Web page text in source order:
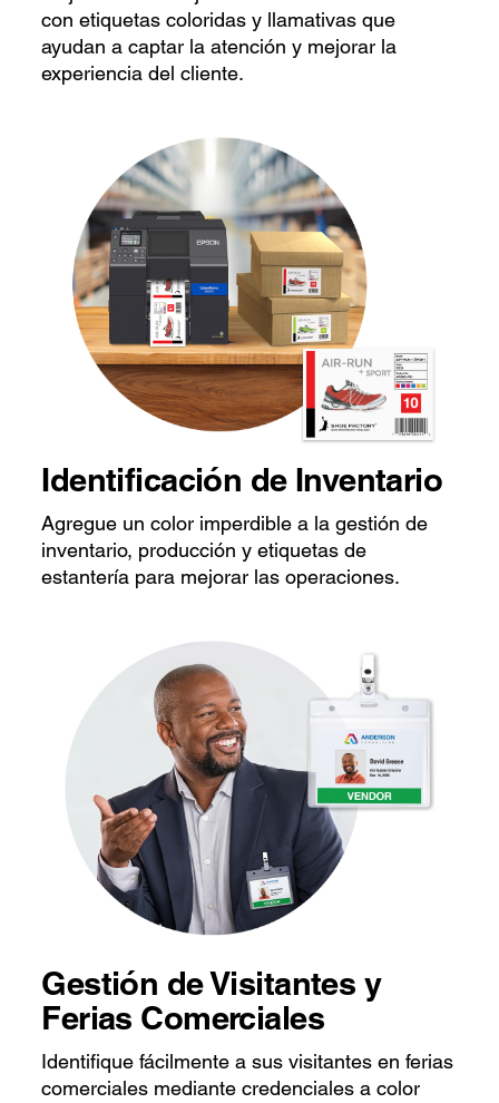
con etiquetas coloridas y llamativas que
ayudan a captar la atención y mejorar la
experiencia del cliente.
Identificación de Inventario
Agregue un color imperdible a la gestión de
inventario, producción y etiquetas de
estantería para mejorar las operaciones.
Gestión de Visitantes y
Ferias Comerciales
Identifique fácilmente a sus visitantes en ferias
comerciales mediante credenciales a color